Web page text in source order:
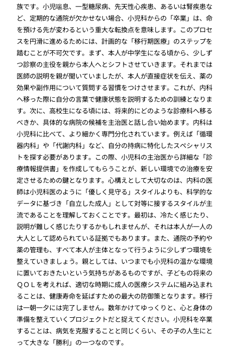
族です。小児喘息、一型糖尿病、先天性心疾患、あるいは腎疾患な
ど、定期的な通院が欠かせない場合、小児科からの「卒業」は、命
を預ける先が変わるという重大な転換点を意味します。このプロセ
スを円滑に進めるためには、計画的な「移行期医療」のステップを
踏むことが不可欠です。まず、本人が中学生になる頃から、少しず
つ診察の主役を親から本人へとシフトさせていきます。それまでは
医師の説明を親が聞いていましたが、本人が直接症状を伝え、薬の
効果や副作用について質問する習慣をつけさせます。これが、内科
へ移った際に自分の言葉で健康状態を説明するための訓練となりま
す。次に、高校生になる頃には、将来的にどのような診療科へ移る
べきか、具体的な病院の候補を主治医と話し合い始めます。内科は
小児科に比べて、より細かく専門分化されています。例えば「循環
器内科」や「代謝内科」など、自分の持病に特化したスペシャリス
トを探す必要があります。この際、小児科の主治医から詳細な「診
療情報提供書」を作成してもらうことが、新しい環境での治療を安
定させるための鍵となります。心構えとして大切なのは、内科の医
師は小児科医のように「優しく見守る」スタイルよりも、科学的な
データに基づき「自立した成人」として対等に接するスタイルが主
流であることを理解しておくことです。最初は、冷たく感じたり、
説明が難しく感じたりするかもしれませんが、それは本人が一人の
大人として認められている証拠でもあります。また、通院の予約や
薬の管理も、すべて本人が主体となって行うように少しずつ環境を
整えていきましょう。親としては、いつまでも小児科の温かな環境
に置いておきたいという気持ちがあるものですが、子どもの将来の
ＱＯＬを考えれば、適切な時期に成人の医療システムに組み込まれ
ることは、健康寿命を延ばすための最大の防御策となります。移行
は一朝一夕には完了しません。数年かけてゆっくりと、心と身体の
準備を整えていくプロジェクトだと捉えてください。小児科を卒業
することは、病気を克服することと同じくらい、その子の人生にと
って大きな「勝利」の一つなのです。